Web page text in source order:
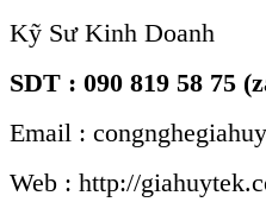
Kỹ Sư Kinh Doanh
SDT : 090 819 58 75
Email :
Web : http://